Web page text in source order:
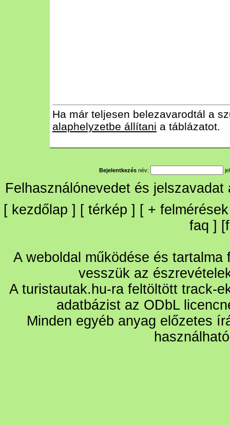
Ha már teljesen belezavarodtál a
alaphelyzetbe állítani a táblázatot.
Bejelentkezés név:
Felhasználónevedet és
[ kezdőlap ] [ térkép ] [ + felmérések
faq ] [
A weboldal működése és
vesszük az
A turistautak.hu-ra feltöltött track-
adatbázist az ODbL
Minden egyéb anyag előzetes